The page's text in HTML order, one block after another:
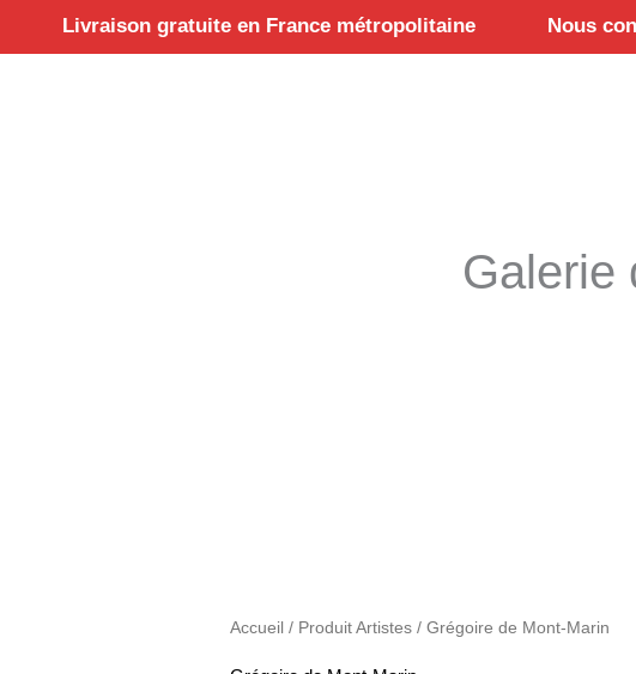
Livraison gratuite en France métropolitaine Nous
Galerie
Accueil / Produit Artistes / Grégoire de Mont-Marin